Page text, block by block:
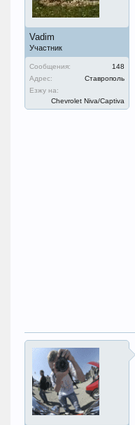
Vadim
Участник
Сообщения:
148
Адрес:
Ставрополь
Езжу на:
Chevrolet Niva/Captiva